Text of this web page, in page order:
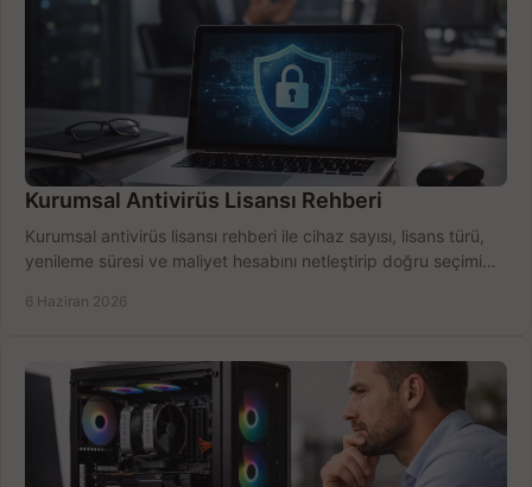
Kurumsal Antivirüs Lisansı Rehberi
Kurumsal antivirüs lisansı rehberi ile cihaz sayısı, lisans türü,
yenileme süresi ve maliyet hesabını netleştirip doğru seçimi
6 Haziran 2026